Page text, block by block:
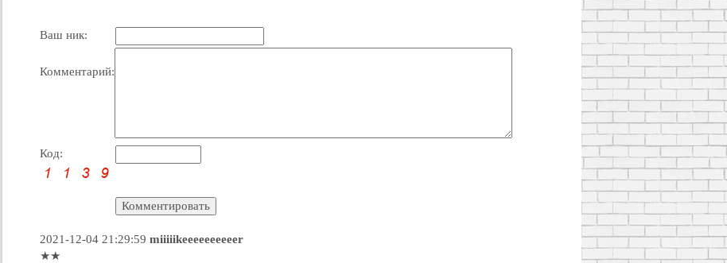
Ваш ник:
Комментарий:
Код:
2021-12-04 21:29:59 miiiiikeeeeeeeeeer
★★